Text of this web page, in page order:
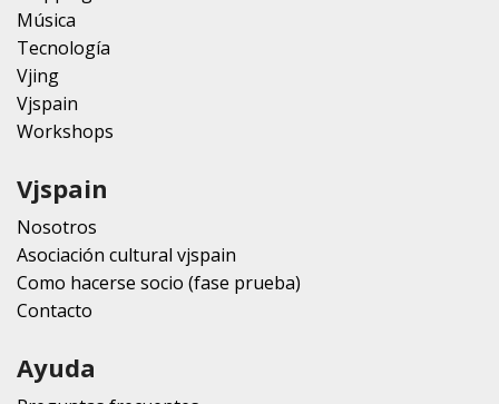
Música
Tecnología
Vjing
Vjspain
Workshops
Vjspain
Nosotros
Asociación cultural vjspain
Como hacerse socio (fase prueba)
Contacto
Ayuda